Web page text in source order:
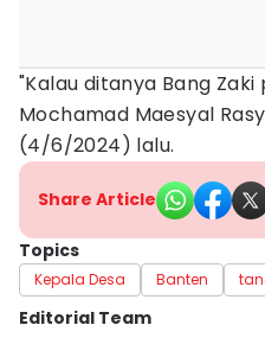
"Kalau ditanya Bang Zaki
Mochamad Maesyal
(4/6/2024) lalu.
Share Article
Topics
Kepala Desa Banten
Editorial Team